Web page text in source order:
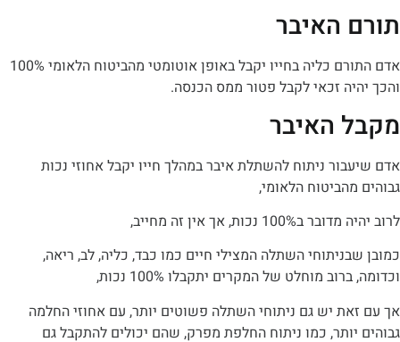
האיבר
אדם התורם כליה בחייו יקבל באופן אוטומטי מהביטוח הלאומי 100%
זכאי לקבל פטור ממס הכנסה.
האיבר
ניתוח להשתלת איבר במהלך חייו יקבל אחוזי נכות
הלאומי,
נכות, אך אין זה מחייב,
השתלה המצילי חיים כמו כבד, כליה, לב, ריאה,
מוחלט של המקרים יתקבלו 100% נכות,
יש גם ניתוחי השתלה פשוטים יותר, עם אחוזי החלמה
כמו ניתוח החלפת מפרק, שהם יכולים להתקבל גם